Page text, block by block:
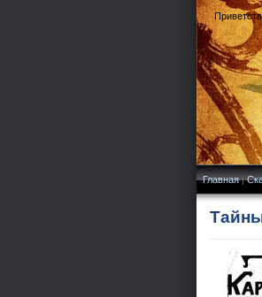
Главная|